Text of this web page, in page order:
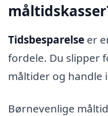
Tidsbesparelse er
fordele. Du slipper
måltider og handle
Børnevenlige